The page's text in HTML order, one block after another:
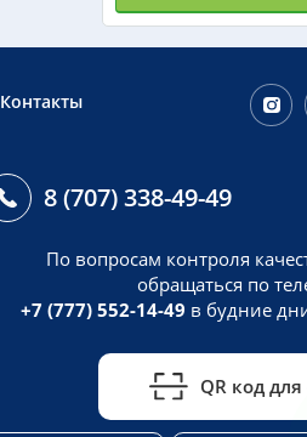
Контакты
8 (707) 338-49-49
По вопросам контроля
обращаться по
+7 (777) 552-14-49 в будние
QR код